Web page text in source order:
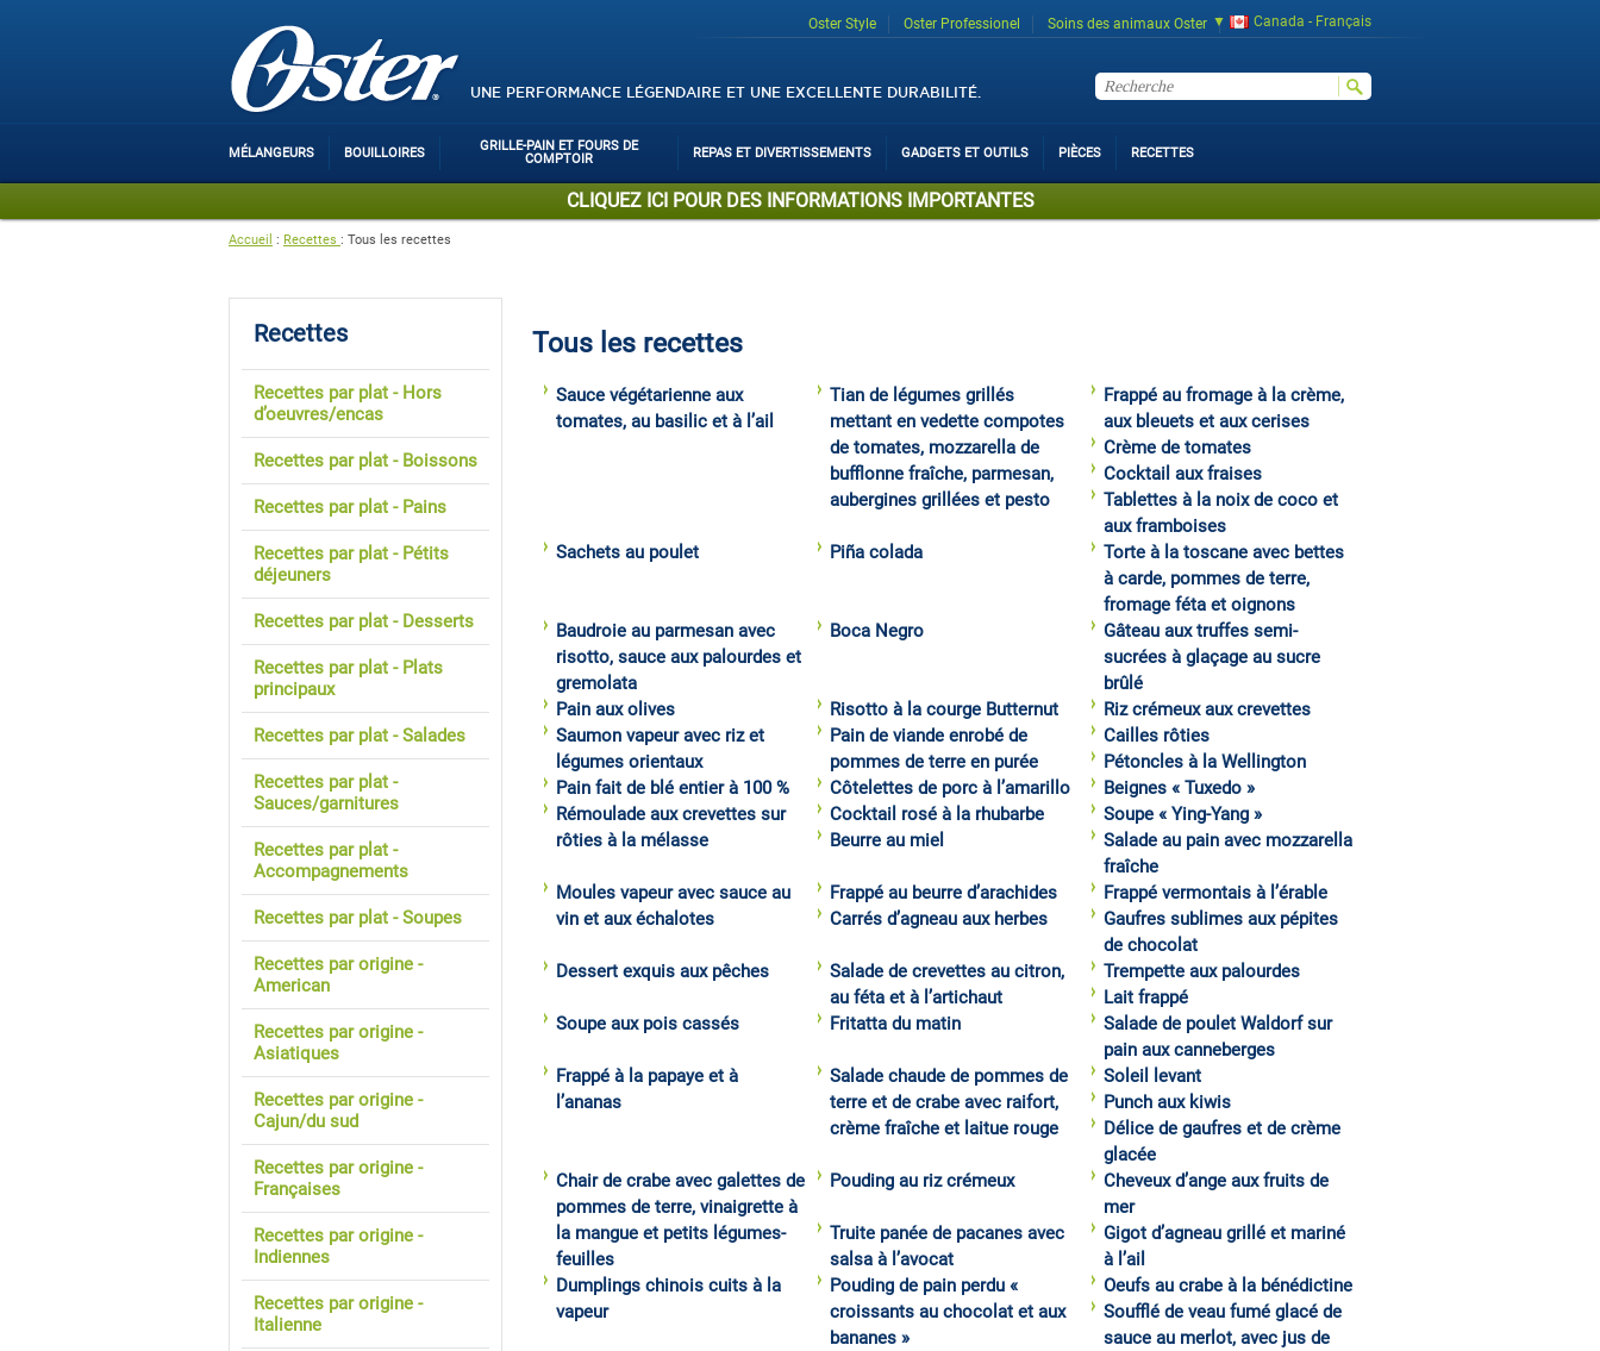
UNE PERFORMANCE LÉGENDAIRE ET UNE EXCELLENTE DURABILITÉ.
Oster Style Oster Professionel Soins des animaux Oster Canada - Français
MÉLANGEURS BOUILLOIRES
GRILLE-PAIN ET FOURS DE
COMPTOIR
REPAS ET DIVERTISSEMENTS GADGETS ET OUTILS PIÈCES RECETTES
CLIQUEZ ICI POUR DES INFORMATIONS IMPORTANTES
Accueil : Recettes : Tous les recettes
Tous les recettes
Sauce végétarienne aux
tomates, au basilic et à l’ail
Tian de légumes grillés
mettant en vedette compotes
de tomates, mozzarella de
bufflonne fraîche, parmesan,
aubergines grillées et pesto
Frappé au fromage à la crème,
aux bleuets et aux cerises
Crème de tomates
Cocktail aux fraises
Tablettes à la noix de coco et
aux framboises
Sachets au poulet
Piña colada
Torte à la toscane avec bettes
à carde, pommes de terre,
fromage féta et oignons
Baudroie au parmesan avec
risotto, sauce aux palourdes et
gremolata
Boca Negro
Gâteau aux truffes semi-
sucrées à glaçage au sucre
brûlé
Pain aux olives
Risotto à la courge Butternut
Riz crémeux aux crevettes
Saumon vapeur avec riz et
légumes orientaux
Pain de viande enrobé de
pommes de terre en purée
Cailles rôties
Pétoncles à la Wellington
Pain fait de blé entier à 100 %
Côtelettes de porc à l’amarillo
Beignes « Tuxedo »
Rémoulade aux crevettes sur
rôties à la mélasse
Cocktail rosé à la rhubarbe
Soupe « Ying-Yang »
Beurre au miel
Salade au pain avec mozzarella
fraîche
Moules vapeur avec sauce au
vin et aux échalotes
Frappé au beurre d’arachides
Frappé vermontais à l’érable
Carrés d’agneau aux herbes
Gaufres sublimes aux pépites
de chocolat
Dessert exquis aux pêches
Salade de crevettes au citron,
au féta et à l’artichaut
Trempette aux palourdes
Lait frappé
Soupe aux pois cassés
Fritatta du matin
Salade de poulet Waldorf sur
pain aux canneberges
Frappé à la papaye et à
l’ananas
Salade chaude de pommes de
terre et de crabe avec raifort,
crème fraîche et laitue rouge
Soleil levant
Punch aux kiwis
Délice de gaufres et de crème
glacée
Chair de crabe avec galettes de
pommes de terre, vinaigrette à
la mangue et petits légumes-
feuilles
Pouding au riz crémeux
Cheveux d’ange aux fruits de
mer
Truite panée de pacanes avec
salsa à l’avocat
Gigot d’agneau grillé et mariné
à l’ail
Dumplings chinois cuits à la
vapeur
Pouding de pain perdu «
croissants au chocolat et aux
bananes »
Oeufs au crabe à la bénédictine
Soufflé de veau fumé glacé de
sauce au merlot, avec jus de
Recettes
Recettes par plat - Hors
d’oeuvres/encas
Recettes par plat - Boissons
Recettes par plat - Pains
Recettes par plat - Pétits
déjeuners
Recettes par plat - Desserts
Recettes par plat - Plats
principaux
Recettes par plat - Salades
Recettes par plat -
Sauces/garnitures
Recettes par plat -
Accompagnements
Recettes par plat - Soupes
Recettes par origine -
American
Recettes par origine -
Asiatiques
Recettes par origine -
Cajun/du sud
Recettes par origine -
Françaises
Recettes par origine -
Indiennes
Recettes par origine -
Italienne